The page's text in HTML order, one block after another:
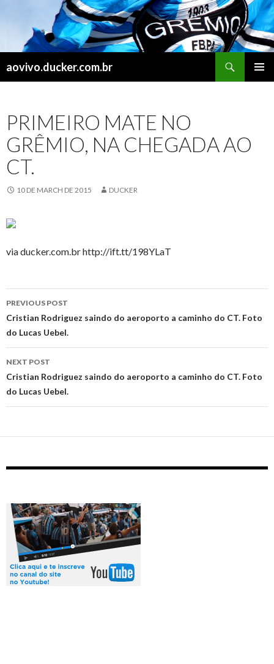
aovivo.ducker.com.br
PRIMEIRO MATE NO
GRÊMIO, NA CHEGADA AO
CT.
10 DE MARCH DE 2015 DUCKER
via ducker.com.br http://ift.tt/198YLaT
Post
navigation
PREVIOUS POST
Cristian Rodriguez saindo do aeroporto a caminho do CT. Foto
do Lucas Uebel.
NEXT POST
Cristian Rodriguez saindo do aeroporto a caminho do CT. Foto
do Lucas Uebel.